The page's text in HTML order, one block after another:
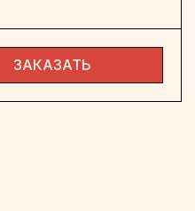
ЗАКАЗАТЬ